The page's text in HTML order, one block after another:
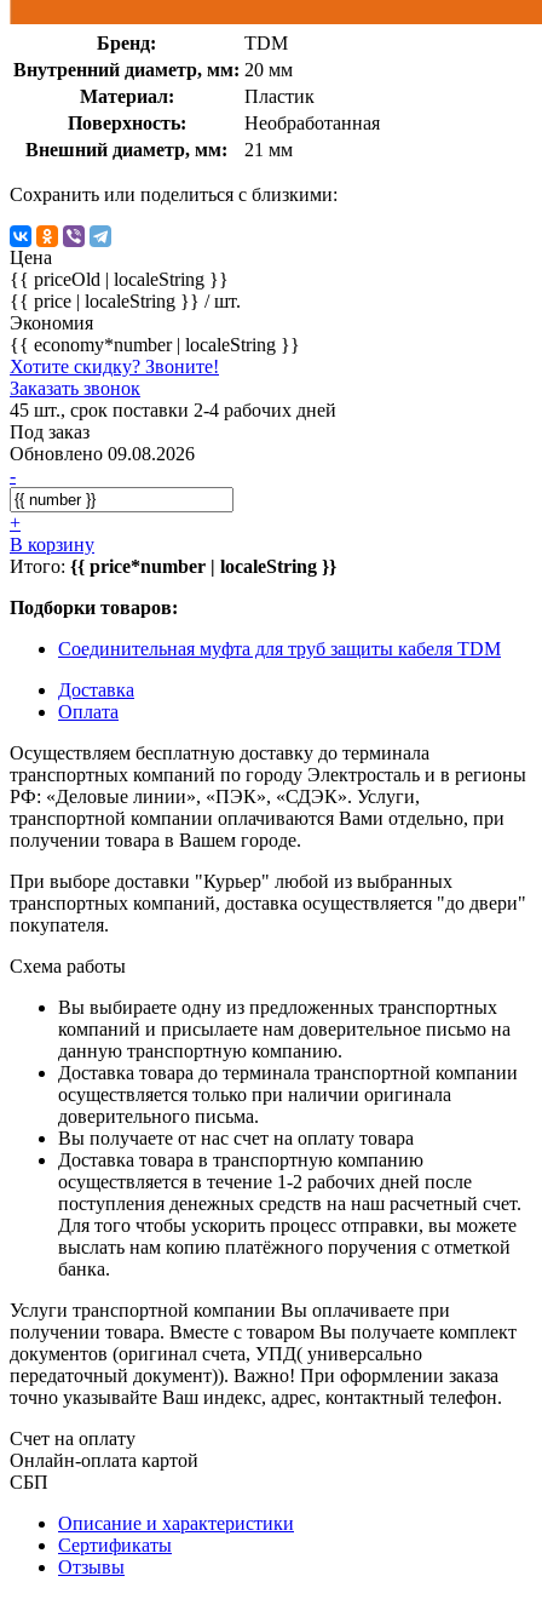
Бренд:
TDM
Внутренний диаметр, мм: 20 мм
Материал:
Пластик
Поверхность:
Необработанная
Внешний диаметр, мм:
21 мм
Сохранить или поделиться с близкими:
Цена
{{ priceOld | localeString }}
{{ price | localeString }} / шт.
Экономия
{{ economy*number | localeString }}
Хотите скидку? Звоните!
Заказать звонок
45 шт., срок поставки 2-4 рабочих дней
Под заказ
Обновлено 09.08.2026
-
+
В корзину
Итого: {{ price*number | localeString }}
Подборки товаров:
Соединительная муфта для труб защиты кабеля TDM
Доставка
Оплата
Осуществляем бесплатную доставку до терминала
транспортных компаний по городу Электросталь и в регионы
РФ: «Деловые линии», «ПЭК», «СДЭК». Услуги,
транспортной компании оплачиваются Вами отдельно, при
получении товара в Вашем городе.
При выборе доставки "Курьер" любой из выбранных
транспортных компаний, доставка осуществляется "до двери"
покупателя.
Схема работы
Вы выбираете одну из предложенных транспортных
компаний и присылаете нам доверительное письмо на
данную транспортную компанию.
Доставка товара до терминала транспортной компании
осуществляется только при наличии оригинала
доверительного письма.
Вы получаете от нас счет на оплату товара
Доставка товара в транспортную компанию
осуществляется в течение 1-2 рабочих дней после
поступления денежных средств на наш расчетный счет.
Для того чтобы ускорить процесс отправки, вы можете
выслать нам копию платёжного поручения с отметкой
банка.
Услуги транспортной компании Вы оплачиваете при
получении товара. Вместе с товаром Вы получаете комплект
документов (оригинал счета, УПД( универсально
передаточный документ)). Важно! При оформлении заказа
точно указывайте Ваш индекс, адрес, контактный телефон.
Счет на оплату
Онлайн-оплата картой
СБП
Описание и характеристики
Сертификаты
Отзывы